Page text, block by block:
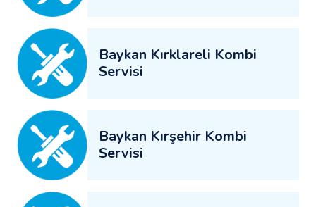
Baykan Kırklareli Kombi
Servisi
Baykan Kırşehir Kombi
Servisi